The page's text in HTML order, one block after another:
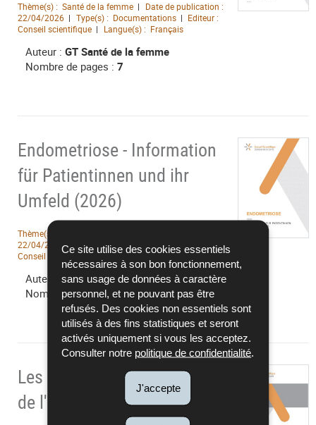
Ce site utilise des cookies essentiels
nécessaires à son bon fonctionnement,
sans usage de données à caractère
personnel, et ne pouvant pas être
refusés. Des cookies non essentiels sont
utilisés à des fins statistiques et seront
activés uniquement si vous les acceptez.
Consulter notre politique de confidentialité
J'accepte
Thème(s) : Santé de la femme
Date de publication :
22/04/2026
Type(s) : Documentations
Editeur :
Conseil scientifique
Langue(s) : Français
Auteur : GT Santé de la femme
Nombre de pages : 7
Endometriose - Information
für Patientinnen und ihr
Umfeld (2026)
Thème(s) :
22/04/2026
Type(s) :Documentations
Editeur :
Conseil scientifique
Langue(s) : Allemand
Auteur :GT Santé de la femme
Nombre de pages :7
Les marqueurs biologiques
de l'inflammation (2026)